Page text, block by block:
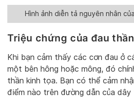
Hình ảnh diễn tả nguyên nhân
Triệu chứng của đau
Khi bạn cảm thấy các cơn đau ở
một bên hông hoặc mông, đó
thần kinh tọa. Bạn có thể cảm
điểm nào trên đường dẫn của dây